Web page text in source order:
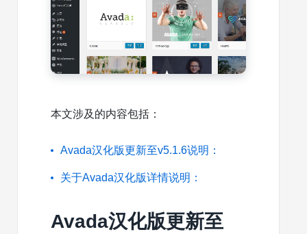
本文涉及的内容包括：
Avada汉化版更新至v5.1.6说明：
关于Avada汉化版详情说明：
Avada汉化版更新至